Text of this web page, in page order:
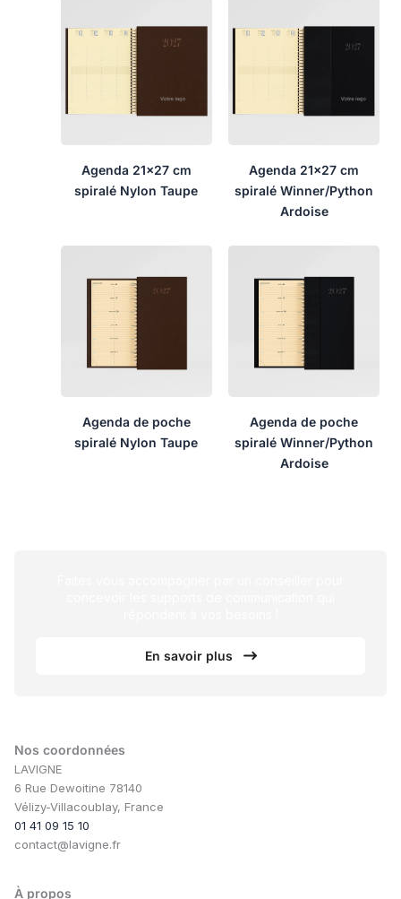
Agenda 21×27 cm
spiralé Nylon Taupe
Agenda 21×27 cm
spiralé Winner/Python
Ardoise
Agenda de poche
spiralé Nylon Taupe
Agenda de poche
spiralé Winner/Python
Ardoise
En savoir plus
Nos coordonnées
LAVIGNE
6 Rue Dewoitine 78140
Vélizy-Villacoublay, France
01 41 09 15 10
contact@lavigne.fr
À propos